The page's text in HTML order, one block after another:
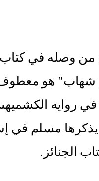
من وصله في
هو معطوف
رواية
يذكرها مسلم في
الجنائز.